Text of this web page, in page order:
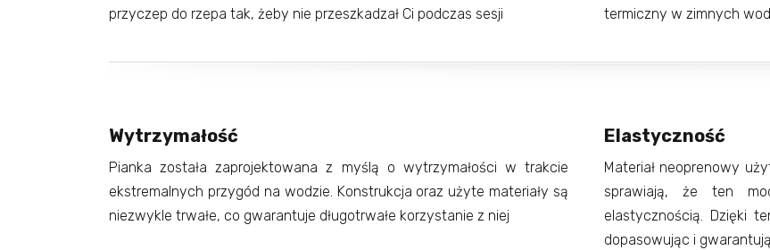
przyczep do rzepa tak, żeby nie przeszkadzał Ci podczas sesji
termiczny w zimnych
Wytrzymałość
Pianka została zaprojektowana z myślą o wytrzymałości w trakcie
ekstremalnych przygód na wodzie. Konstrukcja oraz użyte materiały są
niezwykle trwałe, co gwarantuje długotrwałe korzystanie z niej
Elastyczność
Materiał neoprenowy
sprawiają, że ten
elastycznością. Dzięki
dopasowując i